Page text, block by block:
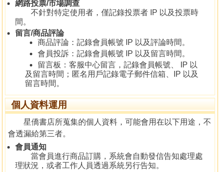
網路投票/市場調查
不針對特定使用者，僅記錄投票者 IP 以及投票時
間。
留言/商品評論
商品評論：記錄會員帳號 IP 以及評論時間。
會員投訴：記錄會員帳號 IP 以及留言時間。
留言板：客服中心留言，記錄會員帳號、 IP 以
及留言時間；匿名用戶記錄電子郵件信箱、IP 以及
留言時間。
個人資料運用
星僑書店所蒐集的個人資料，可能會用在以下用途，不
會透漏給第三者。
會員通知
當會員進行商品訂購，系統會自動發信告知處理處
理狀況，或者工作人員透過系統另行告知。